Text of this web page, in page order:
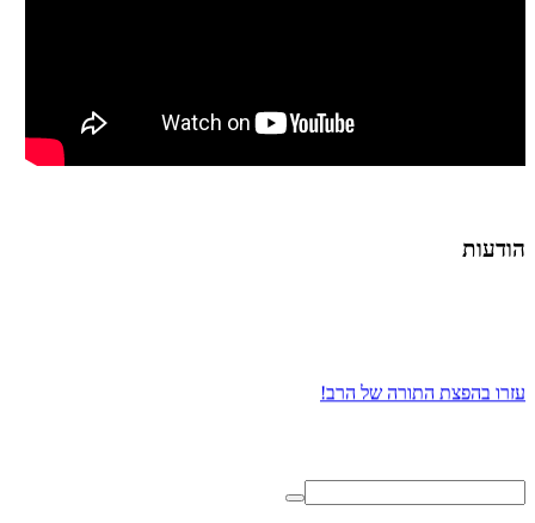
הודעות
עזרו בהפצת התורה של הרב!